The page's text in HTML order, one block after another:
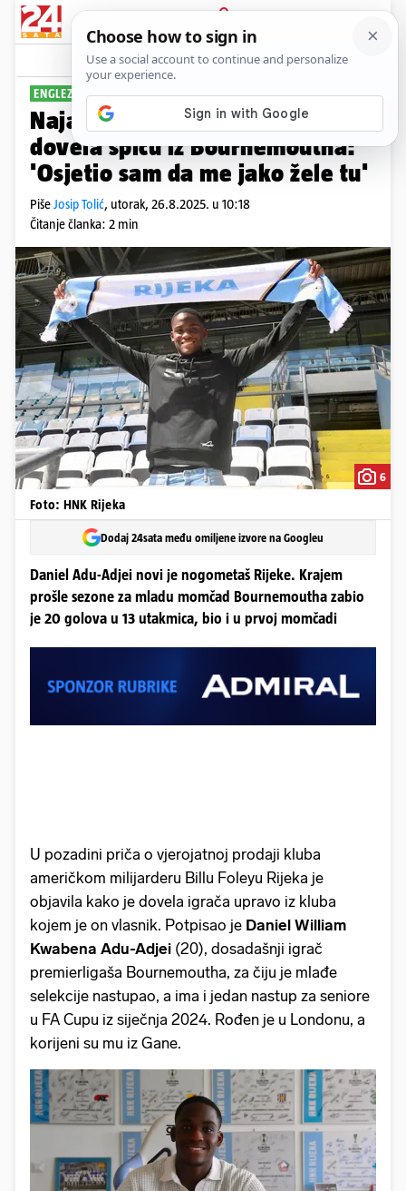
PRIJAVA
Sport Komentari
ENGLEZ GANSKIH KORIJENA
Najava prodaje kluba? Rijeka je
dovela špicu iz Bournemoutha:
'Osjetio sam da me jako žele tu'
PišeJosip Tolić, utorak, 26.8.2025. u 10:18
Čitanje članka: 2 min
6
Foto: HNK Rijeka
Dodaj 24sata među omiljene izvore na Googleu
Daniel Adu-Adjei novi je nogometaš Rijeke. Krajem
prošle sezone za mladu momčad Bournemoutha zabio
je 20 golova u 13 utakmica, bio i u prvoj momčadi
U pozadini priča o vjerojatnoj prodaji kluba
američkom milijarderu Billu Foleyu Rijeka je
objavila kako je dovela igrača upravo iz kluba
kojem je on vlasnik. Potpisao je Daniel William
Kwabena Adu-Adjei (20), dosadašnji igrač
premierligaša Bournemoutha, za čiju je mlađe
selekcije nastupao, a ima i jedan nastup za seniore
u FA Cupu iz siječnja 2024. Rođen je u Londonu, a
korijeni su mu iz Gane.